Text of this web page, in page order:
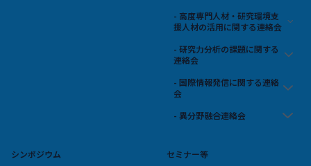
- 高度専門人材・研究環境支
援人材の活用に関する連絡会
- 研究力分析の課題に関する
連絡会
- 国際情報発信に関する連絡
会
- 異分野融合連絡会
シンポジウム セミナー等